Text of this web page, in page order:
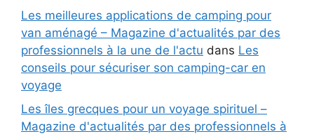
Les meilleures applications de camping pour
van aménagé – Magazine d'actualités par des
professionnels à la une de l'actu dans Les
conseils pour sécuriser son camping-car en
voyage
Les îles grecques pour un voyage spirituel –
Magazine d'actualités par des professionnels à